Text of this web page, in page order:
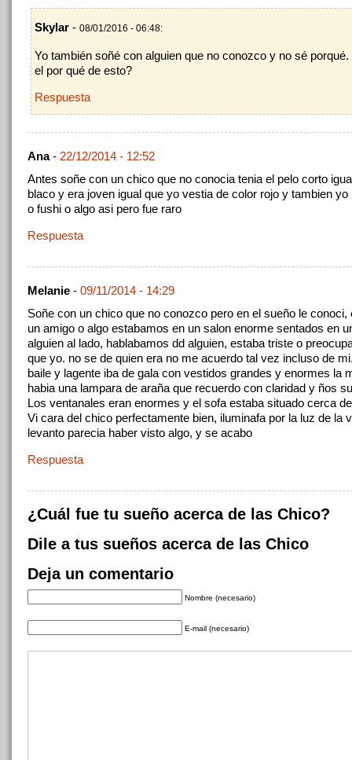
Skylar - 08/01/2016 - 06:48:
Yo también soñé con alguien que no conozco y no sé
el por qué de esto?
Respuesta
Ana- 22/12/2014 - 12:52
Antes soñe con un chico que no conocia tenia el pelo corto
blaco y era joven igual que yo vestia de color rojo y tambien yo
o fushi o algo asi pero fue raro
Respuesta
Melanie - 09/11/2014 - 14:29
Soñe con un chico que no conozco pero en el sueño le conoci,
un amigo o algo estabamos en un salon enorme sentados en
alguien al lado, hablabamos dd alguien, estaba triste o
que yo. no se de quien era no me acuerdo tal vez incluso de
baile y lagente iba de gala con vestidos grandes y enormes la
habia una lampara de araña que recuerdo con claridad y ños
Los ventanales eran enormes y el sofa estaba situado cerca
Vi cara del chico perfectamente bien, iluminafa por la luz de la
levanto parecia haber visto algo, y se acabo
Respuesta
¿Cuál fue tu sueño acerca de las Chico?
Dile a tus sueños acerca de las Chico
Deja un comentario
Nombre (necesario)
E-mail (necesario)